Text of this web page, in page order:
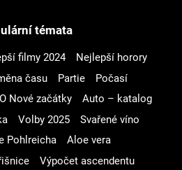
témata
filmy 2024
Nejlepší horory
času Partie
Počasí
Nové začátky
Auto – katalog
Volby 2025
Svařené víno
Pohlreicha
Aloe vera
Výpočet ascendentu